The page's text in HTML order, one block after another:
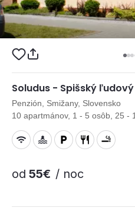
Soludus - Spišský
Penzión, Smižany, Slovensko
10 apartmánov, 1 - 5 osôb, 25 -
od 55€ / noc